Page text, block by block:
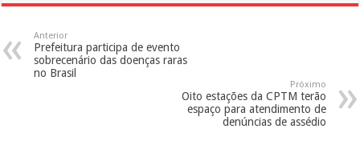
Anterior
Prefeitura participa de evento
sobrecenário das doenças raras
no Brasil
Próximo
Oito estações da CPTM terão
espaço para atendimento de
denúncias de assédio